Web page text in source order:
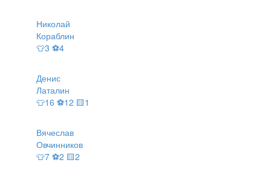
Николай
Кораблин
👕3 ⚽4
Денис
Латалин
👕16 ⚽12 🟨1
Вячеслав
Овчинников
👕7 ⚽2 🟨2